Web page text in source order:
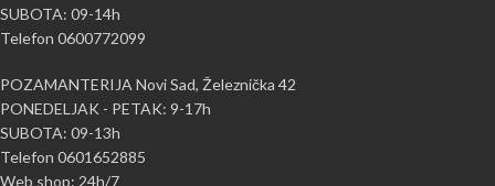
SUBOTA: 09-14h
Telefon 0600772099
POZAMANTERIJA Novi Sad, Železnička 42
PONEDELJAK - PETAK: 9-17h
SUBOTA: 09-13h
Telefon 0601652885
Web shop: 24h/7